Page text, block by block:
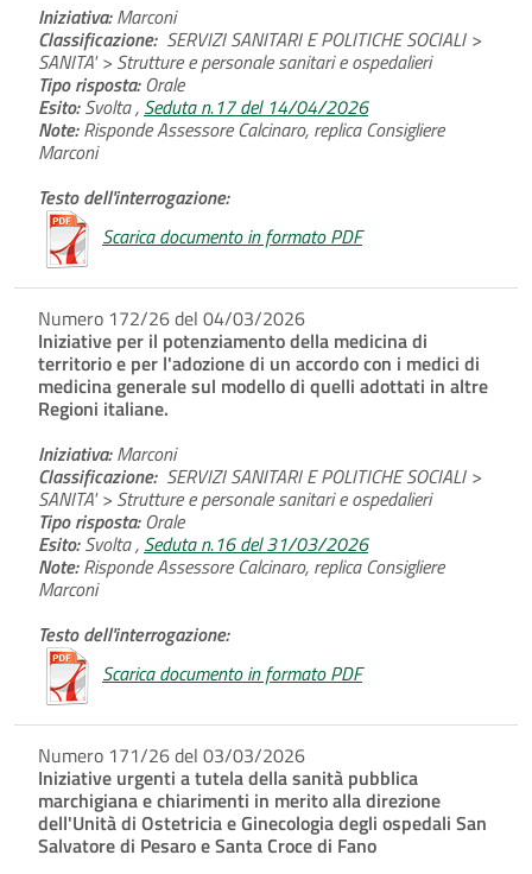
Iniziativa:Marconi
Classificazione: SERVIZI SANITARI E POLITICHE SOCIALI >
SANITA' > Strutture e personale sanitari e ospedalieri
Tipo risposta:Orale
Esito:Svolta , Seduta n.17 del 14/04/2026
Note:Risponde Assessore Calcinaro, replica Consigliere
Marconi
Testo dell'interrogazione:
Scarica documento in formato PDF
Numero 172/26 del 04/03/2026
Iniziative per il potenziamento della medicina di
territorio e per l'adozione di un accordo con i medici di
medicina generale sul modello di quelli adottati in altre
Regioni italiane.
Iniziativa:Marconi
Classificazione: SERVIZI SANITARI E POLITICHE SOCIALI >
SANITA' > Strutture e personale sanitari e ospedalieri
Tipo risposta:Orale
Esito:Svolta , Seduta n.16 del 31/03/2026
Note:Risponde Assessore Calcinaro, replica Consigliere
Marconi
Testo dell'interrogazione:
Scarica documento in formato PDF
Numero 171/26 del 03/03/2026
Iniziative urgenti a tutela della sanità pubblica
marchigiana e chiarimenti in merito alla direzione
dell'Unità di Ostetricia e Ginecologia degli ospedali San
Salvatore di Pesaro e Santa Croce di Fano